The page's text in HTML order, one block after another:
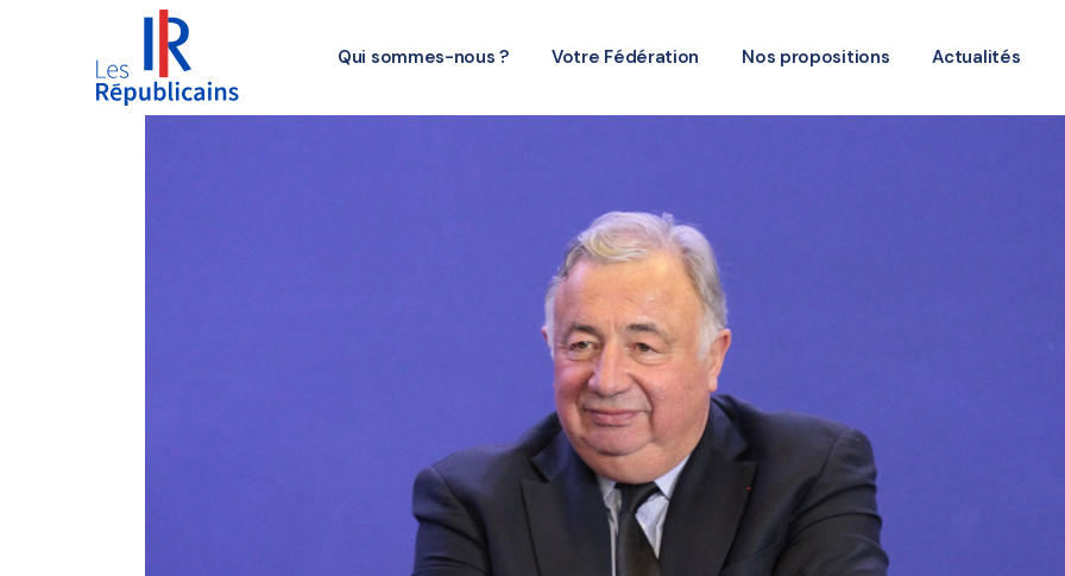
Qui sommes-nous ? Votre Fédération Nos propositions Actualités